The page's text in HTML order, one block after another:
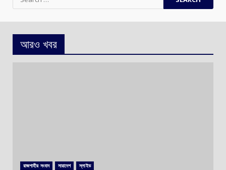
for:
আরও খবর
রাজশাহীর সংবাদ সারাদেশ স্লাইড